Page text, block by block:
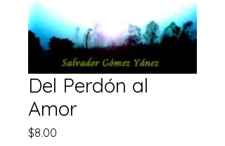
Del Perdón al
Amor
$8.00